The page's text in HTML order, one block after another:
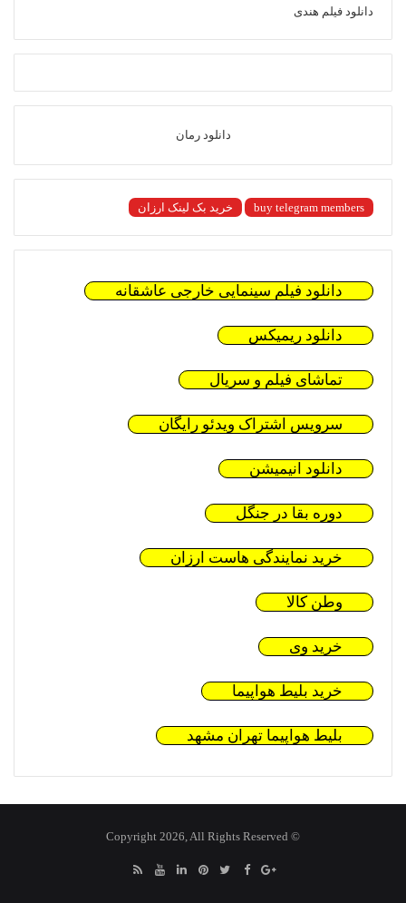
دانلود فیلم هندی
دانلود رمان
buy telegram members خرید بک لینک ارزان
دانلود فیلم سینمایی خارجی عاشقانه
دانلود ریمیکس
تماشای فیلم و سریال
سرویس اشتراک ویدئو رایگان
دانلود انیمیشن
دوره بقا در جنگل
خرید نمایندگی هاست ارزان
وطن کالا
خرید وی
خرید بلیط هواپیما
بلیط هواپیما تهران مشهد
© Copyright 2026, All Rights Reserved